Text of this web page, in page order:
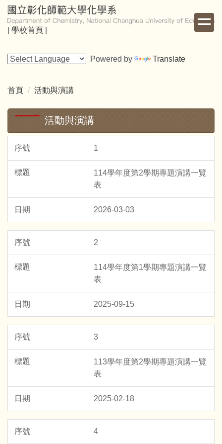
跳
到
主
內
學校首頁
Powered by Translate
首頁 活動與演講
活動與演講
1
114學年度第2學期專題演講一覽
表
2026-03-03
2
114學年度第1學期專題演講一覽
表
2025-09-15
3
113學年度第2學期專題演講一覽
表
2025-02-18
4